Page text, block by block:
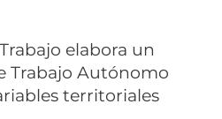
elabora un
Trabajo Autónomo
territoriales